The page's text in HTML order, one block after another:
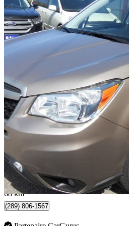
2014 Subaru Forester
85 000 km
193 $/mois env.
Scarborough, ON
68 km
(289) 806-1567